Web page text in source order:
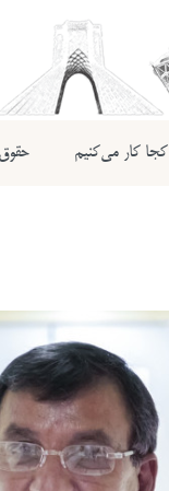
کجا کار می‌کنیم